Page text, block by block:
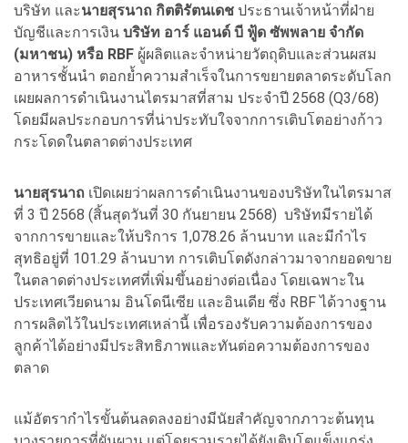
บริษัท และนายสุรนาถ กิตติรัตนเดช ประธานเจ้าหน้าที่ฝ่าย
บัญชีและการเงิน บริษัท อาร์ แอนด์ บี ฟู้ด ซัพพลาย จำกัด
(มหาชน) หรือ RBF ผู้ผลิตและจำหน่ายวัตถุดิบและส่วนผสม
อาหารชั้นนำ ตอกย้ำความสำเร็จในการขยายตลาดระดับโลก
เผยผลการดำเนินงานไตรมาสที่สาม ประจำปี 2568 (Q3/68)
โดยมีผลประกอบการที่น่าประทับใจจากการเติบโตอย่างก้าว
กระโดดในตลาดต่างประเทศ
นายสุรนาถ เปิดเผยว่าผลการดำเนินงานของบริษัทในไตรมาส
ที่ 3 ปี 2568 (สิ้นสุดวันที่ 30 กันยายน 2568) บริษัทมีรายได้
จากการขายและให้บริการ 1,078.26 ล้านบาท และมีกำไร
สุทธิอยู่ที่ 101.29 ล้านบาท การเติบโตดังกล่าวมาจากยอดขาย
ในตลาดต่างประเทศที่เพิ่มขึ้นอย่างต่อเนื่อง โดยเฉพาะใน
ประเทศเวียดนาม อินโดนีเซีย และอินเดีย ซึ่ง RBF ได้วางฐาน
การผลิตไว้ในประเทศเหล่านี้ เพื่อรองรับความต้องการของ
ลูกค้าได้อย่างมีประสิทธิภาพและทันต่อความต้องการของ
ตลาด
แม้อัตรากำไรขั้นต้นลดลงอย่างมีนัยสำคัญจากภาวะต้นทุน